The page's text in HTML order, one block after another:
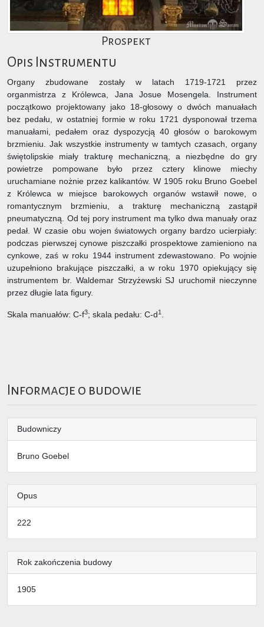
Prospekt
Opis Instrumentu
Organy zbudowane zostały w latach 1719-1721 przez
organmistrza z Królewca, Jana Josue Mosengela. Instrument
początkowo projektowany jako 18-głosowy o dwóch manuałach
bez pedału, w ostatniej formie w roku 1721 dysponował trzema
manuałami, pedałem oraz dyspozycją 40 głosów o barokowym
brzmieniu. Jak wszystkie instrumenty w tamtych czasach, organy
świętolipskie miały trakturę mechaniczną, a niezbędne do gry
powietrze pompowane było przez cztery klinowe miechy
uruchamiane nożnie przez kalikantów. W 1905 roku Bruno Goebel
z Królewca w miejsce barokowych organów wstawił nowe, o
romantycznym brzmieniu, a trakturę mechaniczną zastąpił
pneumatyczną. Od tej pory instrument ma tylko dwa manuały oraz
pedał. W czasie obu wojen światowych organy bardzo ucierpiały:
podczas pierwszej cynowe piszczałki prospektowe zamieniono na
cynkowe, zaś w roku 1944 instrument zdewastowano. Po wojnie
uzupełniono brakujące piszczałki, a w roku 1970 opiekujący się
instrumentem br. Waldemar Strzyżewski SJ uruchomił nieczynne
przez długie lata figury.
Skala manuałów: C-f3; skala pedału: C-d1
Informacje o budowie
Budowniczy
Bruno Goebel
Opus
222
Rok zakończenia budowy
1905